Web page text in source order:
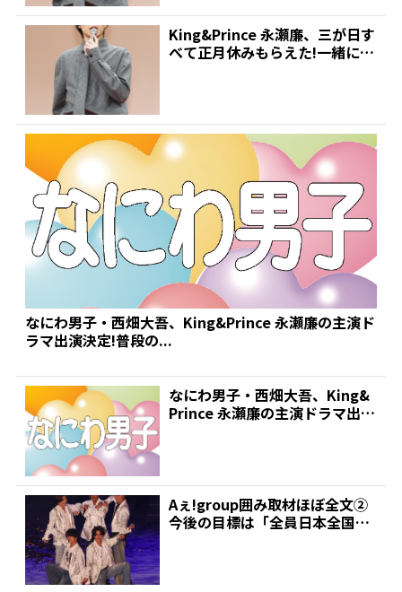
King&Prince 永瀬廉、三が日す
べて正月休みもらえた!一緒に
なにわ男子・西畑大吾、King&Prince 永瀬廉の主演ド
ラマ出演決定!普段の...
なにわ男子・西畑大吾、King&
Prince 永瀬廉の主演ドラマ出演
Aぇ!group囲み取材ほぼ全文➁
今後の目標は「全員日本全国の